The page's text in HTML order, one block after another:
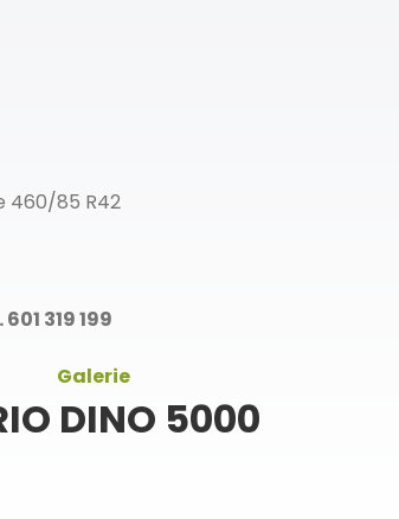
460/85 R42
319 199
Galerie
DINO 5000DALŠÍ